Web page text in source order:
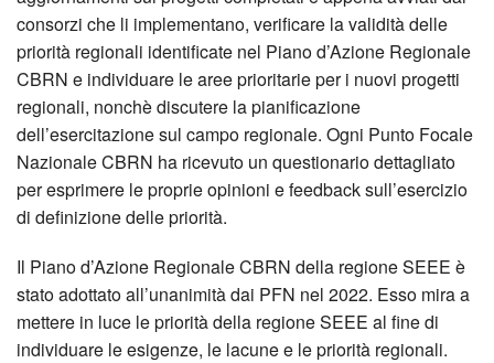
consorzi che li implementano, verificare la validità delle
priorità regionali identificate nel Piano d’Azione Regionale
CBRN e individuare le aree prioritarie per i nuovi progetti
regionali, nonchè discutere la pianificazione
dell’esercitazione sul campo regionale. Ogni Punto Focale
Nazionale CBRN ha ricevuto un questionario dettagliato
per esprimere le proprie opinioni e feedback sull’esercizio
di definizione delle priorità.
Il Piano d’Azione Regionale CBRN della regione SEEE è
stato adottato all’unanimità dai PFN nel 2022. Esso mira a
mettere in luce le priorità della regione SEEE al fine di
individuare le esigenze, le lacune e le priorità regionali.